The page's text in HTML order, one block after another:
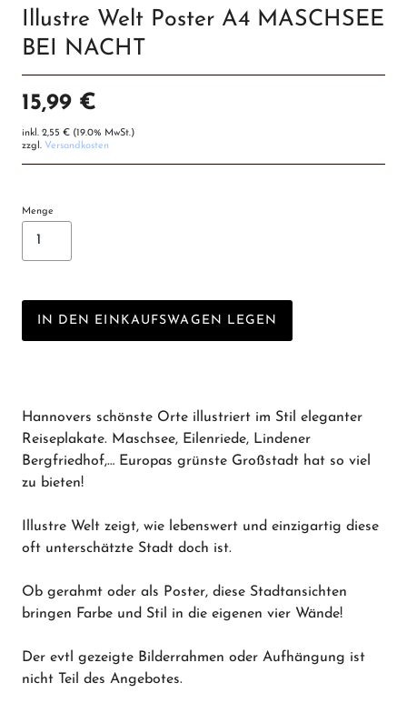
Illustre Welt Poster A4 MASCHSEE
BEI NACHT
15,99 €
inkl. 2,55 € (19.0% MwSt.)
zzgl. Versandkosten
Menge
IN DEN EINKAUFSWAGEN LEGEN
Hannovers schönste Orte illustriert im Stil eleganter
Reiseplakate. Maschsee, Eilenriede, Lindener
Bergfriedhof,… Europas grünste Großstadt hat so viel
zu bieten!
Illustre Welt zeigt, wie lebenswert und einzigartig diese
oft unterschätzte Stadt doch ist.
Ob gerahmt oder als Poster, diese Stadtansichten
bringen Farbe und Stil in die eigenen vier Wände!
Der evtl gezeigte Bilderrahmen oder Aufhängung ist
nicht Teil des Angebotes.